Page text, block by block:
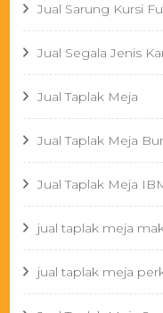
Jual Sarung Kursi
Jual Segala Jenis
Jual Taplak Meja
Jual Taplak Meja
Jual Taplak Meja
jual taplak meja
jual taplak meja